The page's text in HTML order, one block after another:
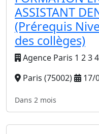
ASSISTANT
(Prérequis
des collèges)
Agence Paris 1 2 3
Paris (75002)
17/
Dans 2 mois